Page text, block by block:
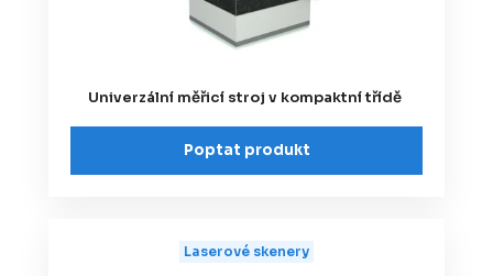
Univerzální měřicí stroj v kompaktní třídě
Poptat produkt
Laserové skenery